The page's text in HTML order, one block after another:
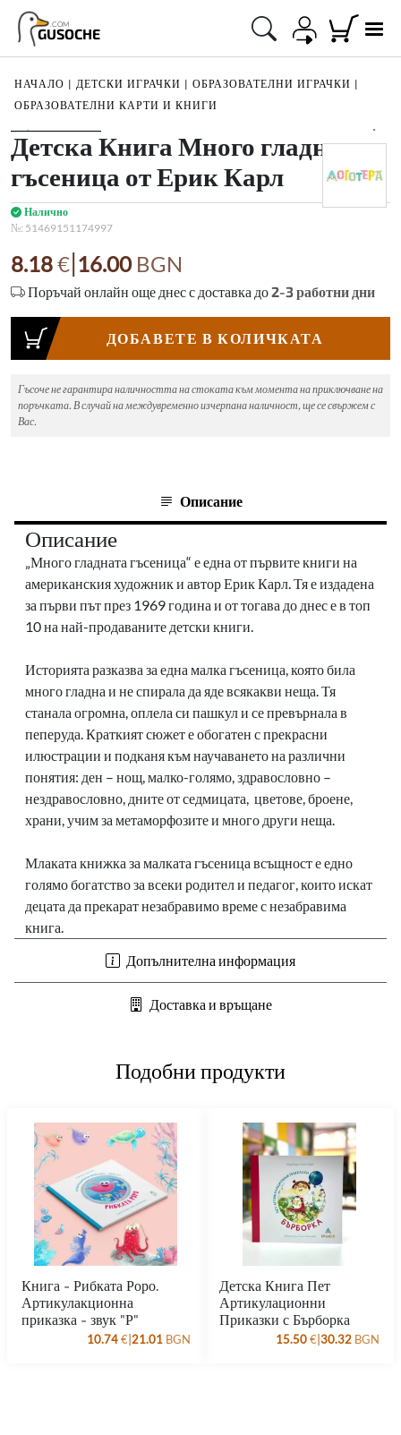
GUSOCHE
.COM
НАЧАЛО | ДЕТСКИ ИГРАЧКИ | ОБРАЗОВАТЕЛНИ ИГРАЧКИ |
ОБРАЗОВАТЕЛНИ КАРТИ И КНИГИ
1/3
Детска Книга Много гладната
гъсеница от Ерик Карл
Налично
№: 51469151174997
8.18€|16.00 BGN
Поръчай онлайн още днес с доставка до2-3работни дни
ДОБАВЕТЕ В КОЛИЧКАТА
Гъсоче не гарантира наличността на стоката към момента на приключване на
поръчката. В случай на междувременно изчерпана наличност, ще се свържем с
Вас.
Описание
Описание
„Много гладната гъсеница“ е една от първите книги на
американския художник и автор Ерик Карл. Тя е издадена
за първи път през 1969 година и от тогава до днес е в топ
10 на най-продаваните детски книги.
Историята разказва за една малка гъсеница, която била
много гладна и не спирала да яде всякакви неща. Тя
станала огромна, оплела си пашкул и се превърнала в
пеперуда. Краткият сюжет е обогатен с прекрасни
илюстрации и подканя към научаването на различни
понятия: ден – нощ, малко-голямо, здравословно –
нездравословно, дните от седмицата, цветове, броене,
храни, учим за метаморфозите и много други неща.
Млаката книжка за малката гъсеница всъщност е едно
голямо богатство за всеки родител и педагог, които искат
децата да прекарат незабравимо време с незабравима
книга.
Допълнителна информация
Доставка и връщане
Подобни продукти
Книга - Рибката Роро.
Артикулакционна
приказка - звук "Р"
10.74 €|21.01 BGN
Детска Книга Пет
Артикулационни
Приказки с Бърборка
15.50€|30.32 BGN